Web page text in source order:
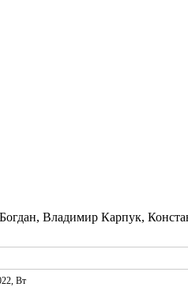
Владимир Карпук,
Вт